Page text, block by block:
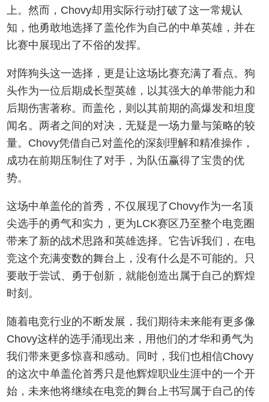
上。然而，Chovy却用实际行动打破了这一常规认
知，他勇敢地选择了盖伦作为自己的中单英雄，并在
比赛中展现出了不俗的发挥。
对阵狗头这一选择，更是让这场比赛充满了看点。狗
头作为一位后期成长型英雄，以其强大的单带能力和
后期伤害著称。而盖伦，则以其前期的高爆发和坦度
闻名。两者之间的对决，无疑是一场力量与策略的较
量。Chovy凭借自己对盖伦的深刻理解和精准操作，
成功在前期压制住了对手，为队伍赢得了宝贵的优
势。
这场中单盖伦的首秀，不仅展现了Chovy作为一名顶
尖选手的勇气和实力，更为LCK赛区乃至整个电竞圈
带来了新的战术思路和英雄选择。它告诉我们，在电
竞这个充满变数的舞台上，没有什么是不可能的。只
要敢于尝试、勇于创新，就能创造出属于自己的辉煌
时刻。
随着电竞行业的不断发展，我们期待未来能有更多像
Chovy这样的选手涌现出来，用他们的才华和勇气为
我们带来更多惊喜和感动。同时，我们也相信Chovy
的这次中单盖伦首秀只是他辉煌职业生涯中的一个开
始，未来他将继续在电竞的舞台上书写属于自己的传